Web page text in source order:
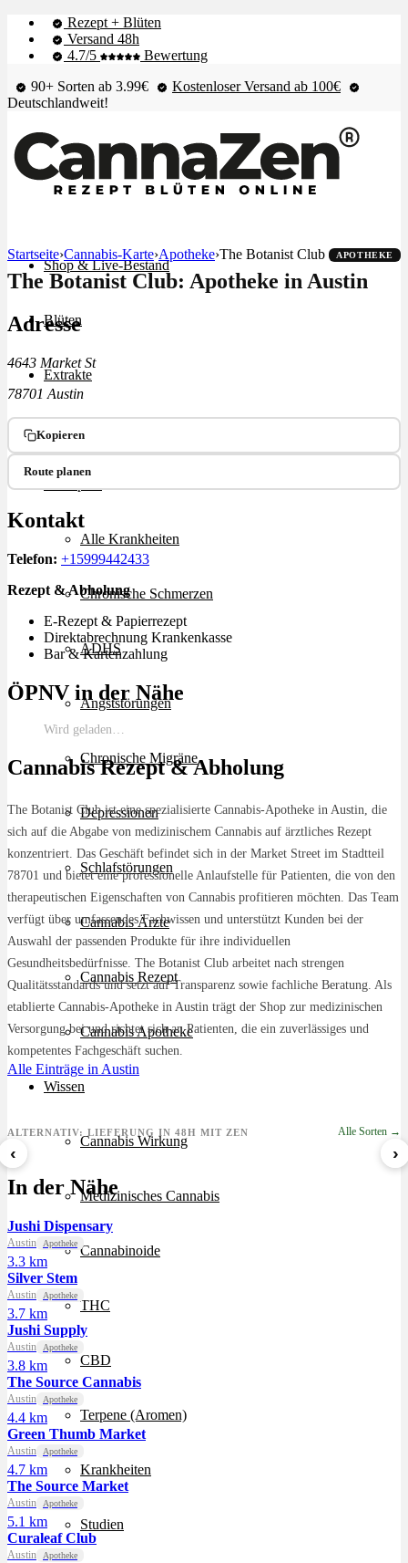
Rezept + Blüten
Versand 48h
4.7/5
Bewertung
90+ Sorten ab 3.99€
Kostenloser Versand ab 100€
Deutschlandweit!
Shop & Live-Bestand
Blüten
Extrakte
Ablauf
Alle Krankheiten
Chronische Schmerzen
ADHS
Angststörungen
Chronische Migräne
Depressionen
Schlafstörungen
Cannabis Ärzte
Cannabis Rezept
Cannabis Apotheke
Wissen
Cannabis Wirkung
Medizinisches Cannabis
Cannabinoide
THC
CBD
Terpene (Aromen)
Krankheiten
Studien
Startseite›Cannabis-Karte›Apotheke›The Botanist Club APOTHEKE
The Botanist Club: Apotheke in Austin
Adresse
4643 Market St
78701 Austin
Kopieren
Route planen
Kontakt
Telefon: +15999442433
Rezept & Abholung
E-Rezept & Papierrezept
Direktabrechnung Krankenkasse
Bar & Kartenzahlung
ÖPNV in der Nähe
Wird geladen…
Cannabis Rezept & Abholung
The Botanist Club ist eine spezialisierte Cannabis-Apotheke in Austin, die
sich auf die Abgabe von medizinischem Cannabis auf ärztliches Rezept
konzentriert. Das Geschäft befindet sich in der Market Street im Stadtteil
78701 und bietet eine professionelle Anlaufstelle für Patienten, die von den
therapeutischen Eigenschaften von Cannabis profitieren möchten. Das Team
verfügt über umfassendes Fachwissen und unterstützt Kunden bei der
Auswahl der passenden Produkte für ihre individuellen
Gesundheitsbedürfnisse. The Botanist Club arbeitet nach strengen
Qualitätsstandards und setzt auf Transparenz sowie fachliche Beratung. Als
etablierte Cannabis-Apotheke in Austin trägt der Shop zur medizinischen
Versorgung bei und richtet sich an Patienten, die ein zuverlässiges und
kompetentes Fachgeschäft suchen.
Alle Einträge in Austin
ALTERNATIV: LIEFERUNG IN 48H MIT ZEN Alle Sorten →
‹
8 Ball Kush
ab 7,29 €/g
Grape Galena
›
In der Nähe
Jushi Dispensary
Austin Apotheke
3.3 km
Silver Stem
Austin Apotheke
3.7 km
Jushi Supply
Austin Apotheke
3.8 km
The Source Cannabis
Austin Apotheke
4.4 km
Green Thumb Market
Austin Apotheke
4.7 km
The Source Market
Austin Apotheke
5.1 km
Curaleaf Club
Austin Apotheke